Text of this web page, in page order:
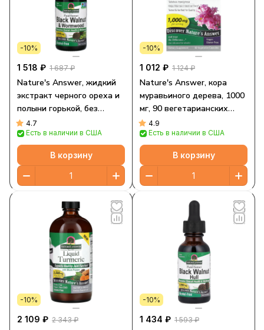
-10%
1 518 ₽ 1 687 ₽
Nature's Answer, жидкий
экстракт черного ореха и
полыни горькой, без
спирта, 2000 мг, 30 мл (1
жидк. унция)
4.7
Есть в наличии в США
В корзину
-10%
1 012 ₽ 1 124 ₽
Nature's Answer, кора
муравьиного дерева, 1000
мг, 90 вегетарианских
капсул (500 мг в 1 капсуле)
4.9
Есть в наличии в США
В корзину
-10%
2 109 ₽ 2 343 ₽
-10%
1 434 ₽ 1 593 ₽